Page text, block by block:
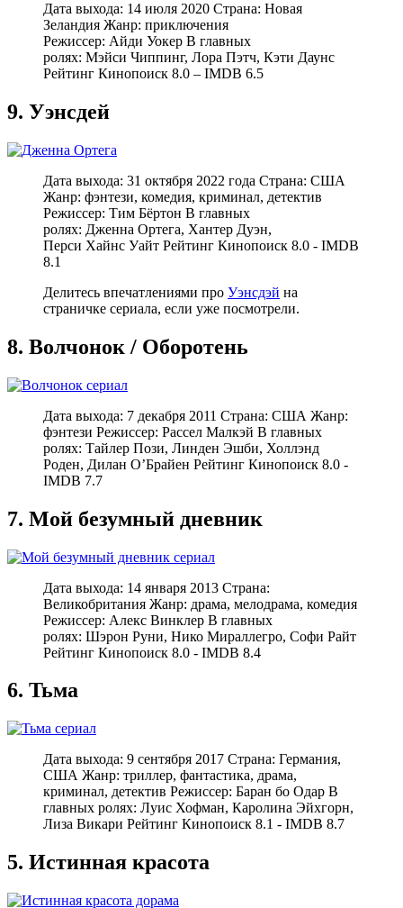
Дата выхода: 14 июля 2020 Страна: Новая
Зеландия Жанр: приключения
Режиссер: Айди Уокер В главных
ролях: Мэйси Чиппинг, Лора Пэтч, Кэти Даунс
Рейтинг Кинопоиск 8.0 – IMDB 6.5
9. Уэнсдей
Дата выхода: 31 октября 2022 года Страна: США
Жанр: фэнтези, комедия, криминал, детектив
Режиссер: Тим Бёртон В главных
ролях: Дженна Ортега, Хантер Дуэн,
Перси Хайнс Уайт Рейтинг Кинопоиск 8.0 - IMDB
8.1
Делитесь впечатлениями про Уэнсдэй на
страничке сериала, если уже посмотрели.
8. Волчонок / Оборотень
Дата выхода: 7 декабря 2011 Страна: США Жанр:
фэнтези Режиссер: Рассел Малкэй В главных
ролях: Тайлер Пози, Линден Эшби, Холлэнд
Роден, Дилан О’Брайен Рейтинг Кинопоиск 8.0 -
IMDB 7.7
7. Мой безумный дневник
Дата выхода: 14 января 2013 Страна:
Великобритания Жанр: драма, мелодрама, комедия
Режиссер: Алекс Винклер В главных
ролях: Шэрон Руни, Нико Мираллегро, Софи Райт
Рейтинг Кинопоиск 8.0 - IMDB 8.4
6. Тьма
Дата выхода: 9 сентября 2017 Страна: Германия,
США Жанр: триллер, фантастика, драма,
криминал, детектив Режиссер: Баран бо Одар В
главных ролях: Луис Хофман, Каролина Эйхгорн,
Лиза Викари Рейтинг Кинопоиск 8.1 - IMDB 8.7
5. Истинная красота